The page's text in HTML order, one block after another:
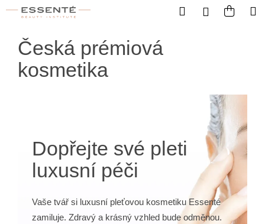
HledatPřihlášení
Postranní panel
Česká prémiová
kosmetika
Dopřejte své pleti
luxusní péči
Vaše tvář si luxusní pleťovou kosmetiku Essenté
zamiluje. Zdravý a krásný vzhled bude odměnou.
Košík
C
o